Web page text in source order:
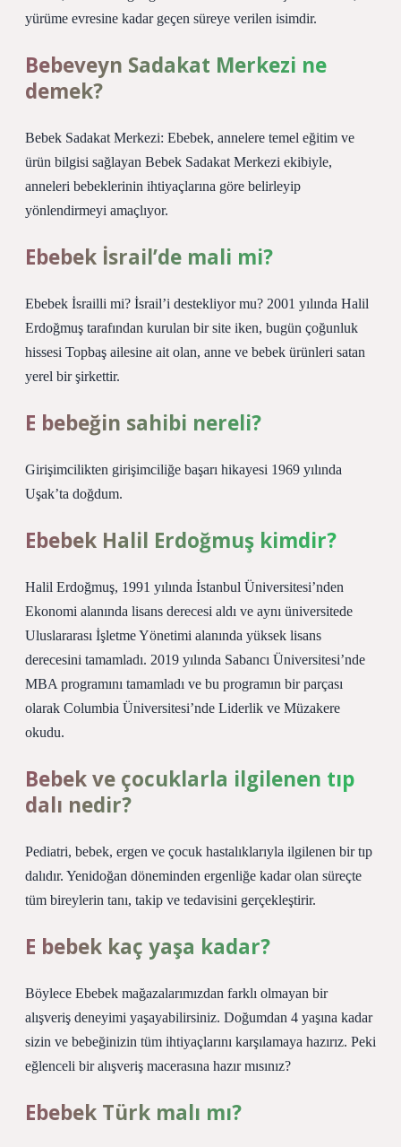
yürüme evresine kadar geçen süreye verilen isimdir.
Bebeveyn Sadakat Merkezi ne
demek?
Bebek Sadakat Merkezi: Ebebek, annelere temel eğitim ve
ürün bilgisi sağlayan Bebek Sadakat Merkezi ekibiyle,
anneleri bebeklerinin ihtiyaçlarına göre belirleyip
yönlendirmeyi amaçlıyor.
Ebebek İsrail’de mali mi?
Ebebek İsrailli mi? İsrail’i destekliyor mu? 2001 yılında Halil
Erdoğmuş tarafından kurulan bir site iken, bugün çoğunluk
hissesi Topbaş ailesine ait olan, anne ve bebek ürünleri satan
yerel bir şirkettir.
E bebeğin sahibi nereli?
Girişimcilikten girişimciliğe başarı hikayesi 1969 yılında
Uşak’ta doğdum.
Ebebek Halil Erdoğmuş kimdir?
Halil Erdoğmuş, 1991 yılında İstanbul Üniversitesi’nden
Ekonomi alanında lisans derecesi aldı ve aynı üniversitede
Uluslararası İşletme Yönetimi alanında yüksek lisans
derecesini tamamladı. 2019 yılında Sabancı Üniversitesi’nde
MBA programını tamamladı ve bu programın bir parçası
olarak Columbia Üniversitesi’nde Liderlik ve Müzakere
okudu.
Bebek ve çocuklarla ilgilenen tıp
dalı nedir?
Pediatri, bebek, ergen ve çocuk hastalıklarıyla ilgilenen bir tıp
dalıdır. Yenidoğan döneminden ergenliğe kadar olan süreçte
tüm bireylerin tanı, takip ve tedavisini gerçekleştirir.
E bebek kaç yaşa kadar?
Böylece Ebebek mağazalarımızdan farklı olmayan bir
alışveriş deneyimi yaşayabilirsiniz. Doğumdan 4 yaşına kadar
sizin ve bebeğinizin tüm ihtiyaçlarını karşılamaya hazırız. Peki
eğlenceli bir alışveriş macerasına hazır mısınız?
Ebebek Türk malı mı?